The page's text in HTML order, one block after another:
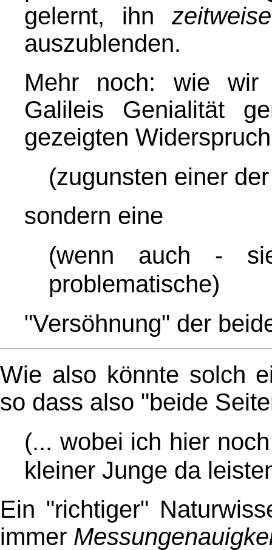
gelernt, ihnzeitweise
auszublenden.
Mehr noch: wie wir
Galileis Genialität
gezeigten
(zugunsten einer
sondern eine
(wenn auch -
problematische)
"Versöhnung" der
Wie also könnte solch
so dass also "beide
(... wobei ich hier
kleiner Junge da
Ein "richtiger"
immer